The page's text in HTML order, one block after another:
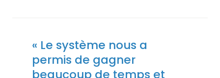
« Le système nous a
permis de gagner
beaucoup de temps et